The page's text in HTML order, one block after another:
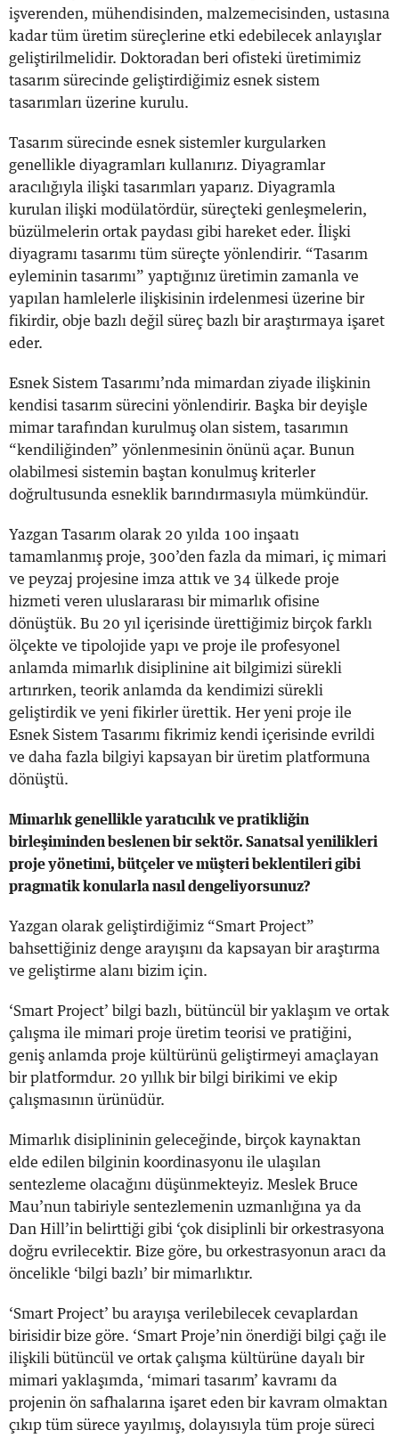
işverenden, mühendisinden, malzemecisinden, ustasına
kadar tüm üretim süreçlerine etki edebilecek anlayışlar
geliştirilmelidir. Doktoradan beri ofisteki üretimimiz
tasarım sürecinde geliştirdiğimiz esnek sistem
tasarımları üzerine kurulu.
Tasarım sürecinde esnek sistemler kurgularken
genellikle diyagramları kullanırız. Diyagramlar
aracılığıyla ilişki tasarımları yaparız. Diyagramla
kurulan ilişki modülatördür, süreçteki genleşmelerin,
büzülmelerin ortak paydası gibi hareket eder. İlişki
diyagramı tasarımı tüm süreçte yönlendirir. “Tasarım
eyleminin tasarımı” yaptığınız üretimin zamanla ve
yapılan hamlelerle ilişkisinin irdelenmesi üzerine bir
fikirdir, obje bazlı değil süreç bazlı bir araştırmaya işaret
eder.
Esnek Sistem Tasarımı’nda mimardan ziyade ilişkinin
kendisi tasarım sürecini yönlendirir. Başka bir deyişle
mimar tarafından kurulmuş olan sistem, tasarımın
“kendiliğinden” yönlenmesinin önünü açar. Bunun
olabilmesi sistemin baştan konulmuş kriterler
doğrultusunda esneklik barındırmasıyla mümkündür.
Yazgan Tasarım olarak 20 yılda 100 inşaatı
tamamlanmış proje, 300’den fazla da mimari, iç mimari
ve peyzaj projesine imza attık ve 34 ülkede proje
hizmeti veren uluslararası bir mimarlık ofisine
dönüştük. Bu 20 yıl içerisinde ürettiğimiz birçok farklı
ölçekte ve tipolojide yapı ve proje ile profesyonel
anlamda mimarlık disiplinine ait bilgimizi sürekli
artırırken, teorik anlamda da kendimizi sürekli
geliştirdik ve yeni fikirler ürettik. Her yeni proje ile
Esnek Sistem Tasarımı fikrimiz kendi içerisinde evrildi
ve daha fazla bilgiyi kapsayan bir üretim platformuna
dönüştü.
Mimarlık genellikle yaratıcılık ve pratikliğin
birleşiminden beslenen bir sektör. Sanatsal yenilikleri
proje yönetimi, bütçeler ve müşteri beklentileri gibi
pragmatik konularla nasıl dengeliyorsunuz?
Yazgan olarak geliştirdiğimiz “Smart Project”
bahsettiğiniz denge arayışını da kapsayan bir araştırma
ve geliştirme alanı bizim için.
‘Smart Project’ bilgi bazlı, bütüncül bir yaklaşım ve ortak
çalışma ile mimari proje üretim teorisi ve pratiğini,
geniş anlamda proje kültürünü geliştirmeyi amaçlayan
bir platformdur. 20 yıllık bir bilgi birikimi ve ekip
çalışmasının ürünüdür.
Mimarlık disiplininin geleceğinde, birçok kaynaktan
elde edilen bilginin koordinasyonu ile ulaşılan
sentezleme olacağını düşünmekteyiz. Meslek Bruce
Mau’nun tabiriyle sentezlemenin uzmanlığına ya da
Dan Hill’in belirttiği gibi ‘çok disiplinli bir orkestrasyona
doğru evrilecektir. Bize göre, bu orkestrasyonun aracı da
öncelikle ‘bilgi bazlı’ bir mimarlıktır.
‘Smart Project’ bu arayışa verilebilecek cevaplardan
birisidir bize göre. ‘Smart Proje’nin önerdiği bilgi çağı ile
ilişkili bütüncül ve ortak çalışma kültürüne dayalı bir
mimari yaklaşımda, ‘mimari tasarım’ kavramı da
projenin ön safhalarına işaret eden bir kavram olmaktan
çıkıp tüm sürece yayılmış, dolayısıyla tüm proje süreci